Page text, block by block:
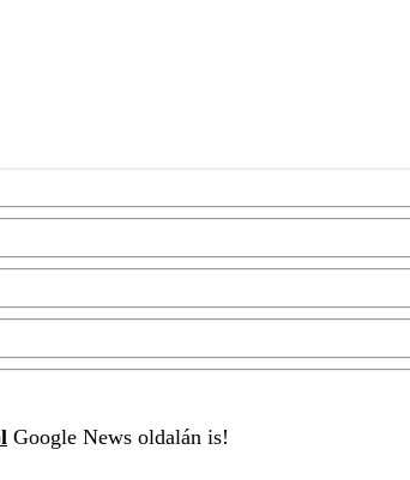
Google News oldalán is!